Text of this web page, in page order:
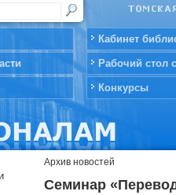
Кабинет
Рабочий стол
Конкурсы
Архив новостей
Cеминар